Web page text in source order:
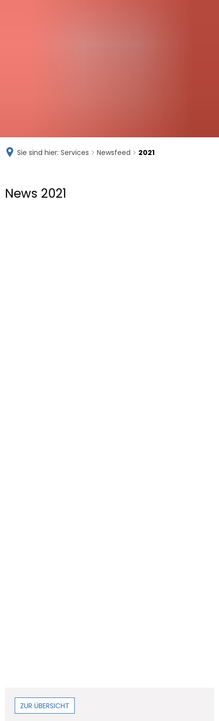
Sie sind hier: Services Newsfeed 2021
2021
News 2021
ZUR ÜBERSICHT